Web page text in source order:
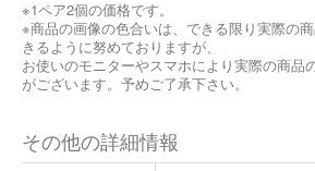
※1ペア2個の価格です。
※商品の画像の色合いは、できる限り実際の
きるように努めておりますが、
お使いのモニターやスマホにより実際の商品
がございます。予めご了承下さい。
その他の詳細情報